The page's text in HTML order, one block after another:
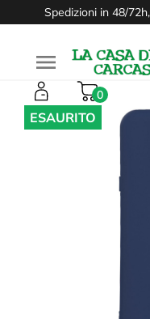
Spedizioni in 48/

0
ESAURITO